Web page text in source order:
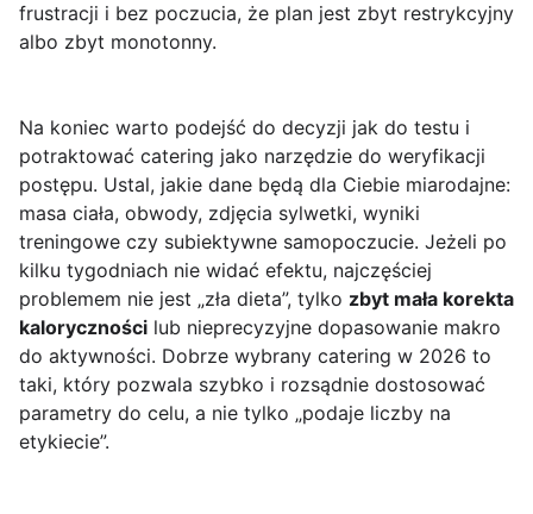
frustracji i bez poczucia, że plan jest zbyt restrykcyjny
albo zbyt monotonny.
Na koniec warto podejść do decyzji jak do testu i
potraktować catering jako narzędzie do weryfikacji
postępu. Ustal, jakie dane będą dla Ciebie miarodajne:
masa ciała, obwody, zdjęcia sylwetki, wyniki
treningowe czy subiektywne samopoczucie. Jeżeli po
kilku tygodniach nie widać efektu, najczęściej
problemem nie jest „zła dieta”, tylko zbyt mała korekta
kaloryczności lub nieprecyzyjne dopasowanie makro
do aktywności. Dobrze wybrany catering w 2026 to
taki, który pozwala szybko i rozsądnie dostosować
parametry do celu, a nie tylko „podaje liczby na
etykiecie”.